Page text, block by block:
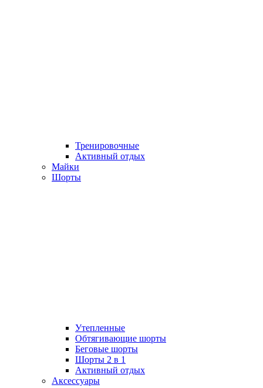
Тренировочные
Активный отдых
Майки
Шорты
Утепленные
Обтягивающие шорты
Беговые шорты
Шорты 2 в 1
Активный отдых
Аксессуары